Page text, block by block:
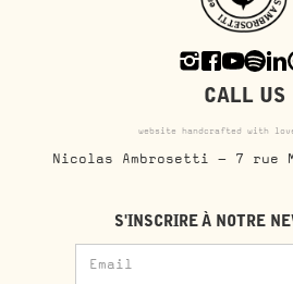
CALL US
website handcrafted with
Nicolas Ambrosetti - 7 rue
S'INSCRIRE À NOTRE